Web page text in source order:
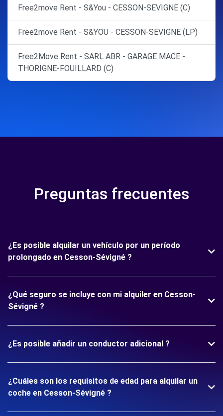
Free2move Rent - S&You - CESSON-SEVIGNE (C)
Free2move Rent - S&YOU - CESSON-SEVIGNE (LP)
Free2Move Rent - SARL ABR - GARAGE MACE -
THORIGNE-FOUILLARD (C)
Preguntas frecuentes
¿Es posible alquilar un vehículo por un período
prolongado en Cesson-Sévigné ?
¿Qué seguro se incluye con mi alquiler en Cesson-
Sévigné ?
¿Es posible añadir un conductor adicional ?
¿Cuáles son los requisitos de edad para alquilar un
coche en Cesson-Sévigné ?